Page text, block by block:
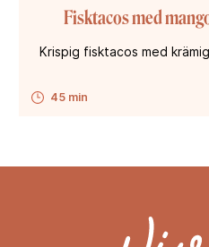
45 min
Fisktacos med
Krispig fisktacos med